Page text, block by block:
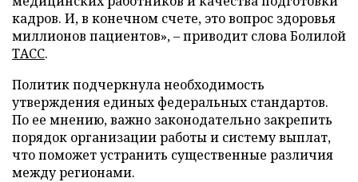
кадров. И, в конечном счете, это вопрос здоровья
миллионов пациентов», – приводит слова Болилой
ТАСС.
Политик подчеркнула необходимость
утверждения единых федеральных стандартов.
По ее мнению, важно законодательно закрепить
порядок организации работы и систему выплат,
что поможет устранить существенные различия
между регионами.